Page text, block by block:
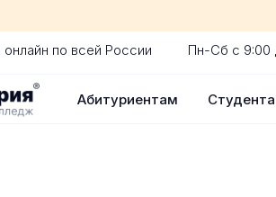
по всей России Пн-Сб с 9:00
Абитуриентам